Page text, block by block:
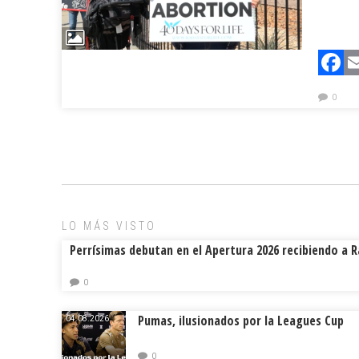
0
LO MÁS VISTO
Perrísimas debutan en el Apertura 2026 recibiendo a
0
04.08.2026. Pumas, ilusionados por la Leagues Cup
0